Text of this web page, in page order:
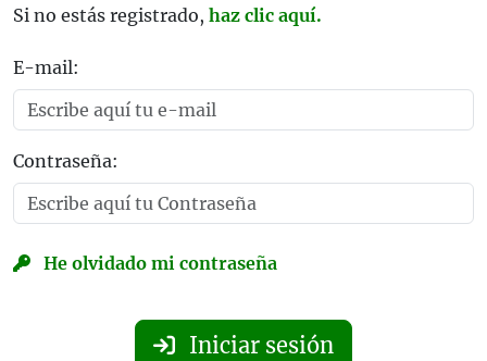
Si no estás registrado, haz clic aquí.
E-mail:
Contraseña:
He olvidado mi contraseña
Iniciar sesión